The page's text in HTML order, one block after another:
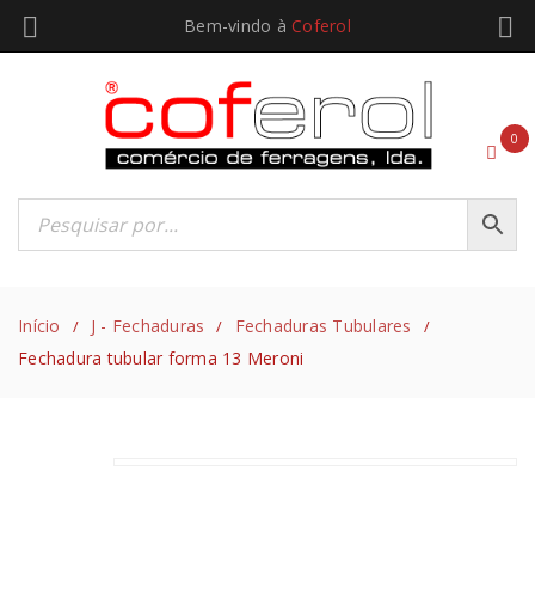
Bem-vindo à Coferol
0
Início / J - Fechaduras / Fechaduras Tubulares /
Fechadura tubular forma 13 Meroni